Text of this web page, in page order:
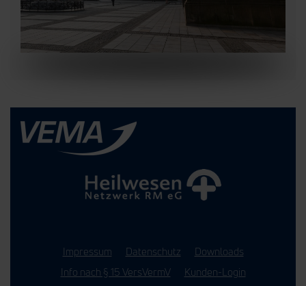
Impressum Datenschutz
Downloads
Info nach § 15 VersVermV
Kunden-Login